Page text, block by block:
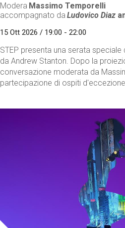
Modera Massimo Temporelli
accompagnato da Ludovico Diaz
15 Ott 2026 / 19:00 - 22:00
STEP presenta una serata
da Andrew Stanton. Dopo la
conversazione moderata da
partecipazione di ospiti